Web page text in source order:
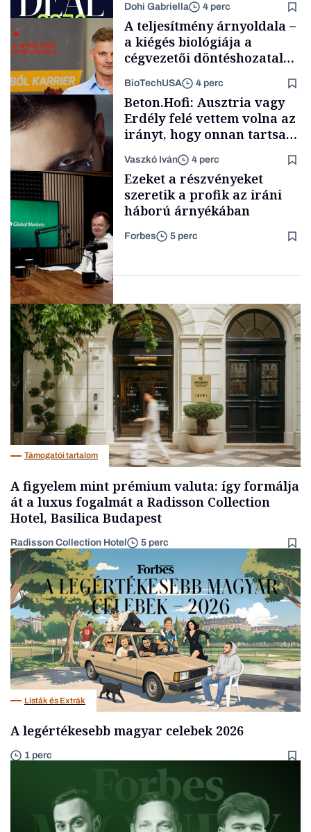
Podcast
értéktelített jobboldali
médiáról nem volt szó
Dohi Gabriella 4 perc
Content Lab HUB
A teljesítmény árnyoldala –
a kiégés biológiája a
cégvezetői döntéshozatal
BioTechUSA 4 perc
Forbes-sztori
Beton.Hofi: Ausztria vagy
Erdély felé vettem volna az
irányt, hogy onnan tartsam
zenét
Vaszkó Iván 4 perc
Befektetés
Ezeket a részvényeket
szeretik a profik az iráni
háború árnyékában
Forbes 5 perc
Támogatói tartalom
A figyelem mint prémium valuta: így formálja
át a luxus fogalmát a Radisson Collection
Hotel, Basilica Budapest
Radisson Collection Hotel 5 perc
Listák és Extrák
A legértékesebb magyar celebek 2026
1 perc